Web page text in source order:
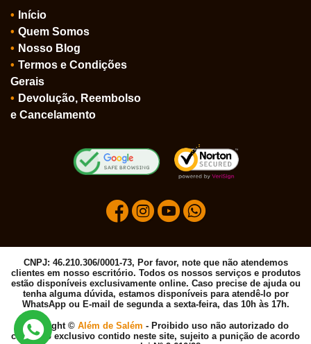
Início
Quem Somos
Nosso Blog
Termos e Condições
Gerais
Devolução, Reembolso
e Cancelamento
CNPJ: 46.210.306/0001-73, Por favor, note que não atendemos
clientes em nosso escritório. Todos os nossos serviços e produtos
estão disponíveis exclusivamente online. Caso precise de ajuda ou
tenha alguma dúvida, estamos disponíveis para atendê-lo por
WhatsApp ou E-mail de segunda a sexta-feira, das 10h às 17h.
Copyright © Além de Salém - Proibido uso não autorizado do
conteúdo exclusivo contido neste site, sujeito a punição de acordo